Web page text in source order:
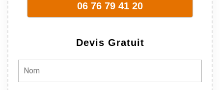
ns à 100% !
06 76 79 41 20
Devis Gratuit